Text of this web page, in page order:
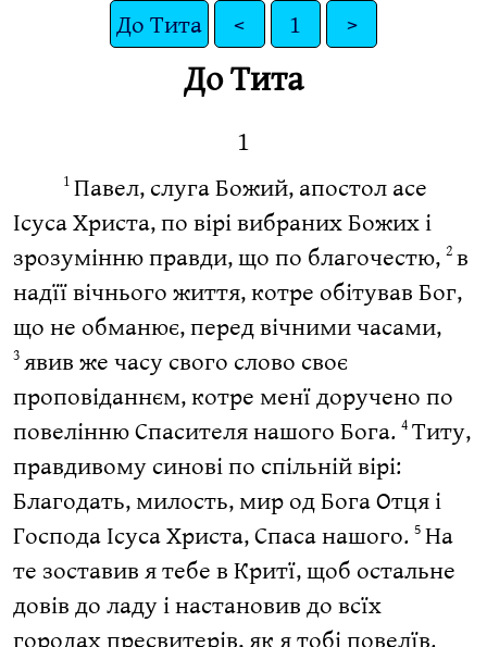
До Тита < 1 >
До Тита
1
1 Павел, слуга Божий, апостол асе
Ісуса Христа, по вірі вибраних Божих і
зрозумінню правди, що по благочестю, 2 в
надїї вічнього життя, котре обітував Бог,
що не обманює, перед вічними часами,
3 явив же часу свого слово своє
проповіданнєм, котре менї доручено по
повелінню Спасителя нашого Бога. 4 Титу,
правдивому синові по спільній вірі:
Благодать, милость, мир од Бога Отця і
Господа Ісуса Христа, Спаса нашого. 5 На
те зоставив я тебе в Критї, щоб остальне
довів до ладу і настановив до всїх
городах пресвитерів, як я тобі повелїв.